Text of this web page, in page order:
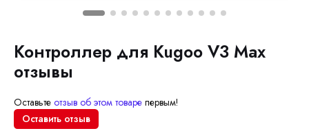
Контроллер для Kugoo V3 Max
отзывы
Оставьте отзыв об этом товаре первым!
Оставить отзыв